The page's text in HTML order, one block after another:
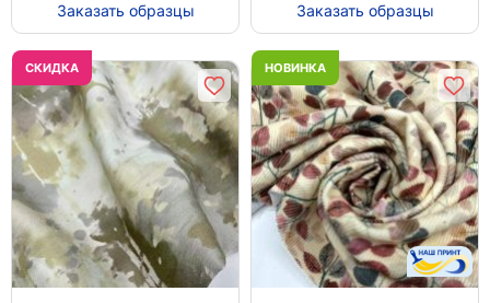
Заказать образцы Заказать образцы
CКИДКА НОВИНКА